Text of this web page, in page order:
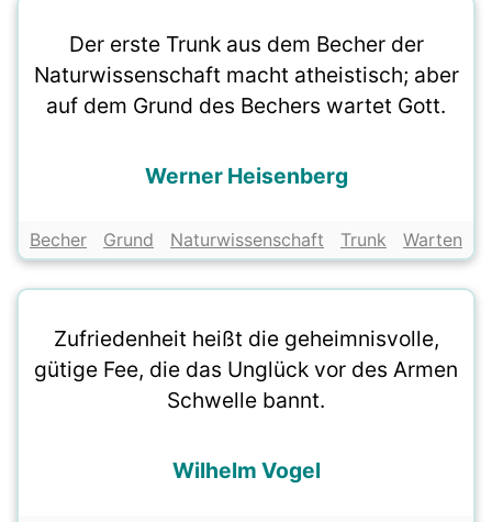
Der erste Trunk aus dem Becher der
Naturwissenschaft macht atheistisch; aber
auf dem Grund des Bechers wartet Gott.
Werner Heisenberg
Becher Grund Naturwissenschaft Trunk Warten
Zufriedenheit heißt die geheimnisvolle,
gütige Fee, die das Unglück vor des Armen
Schwelle bannt.
Wilhelm Vogel